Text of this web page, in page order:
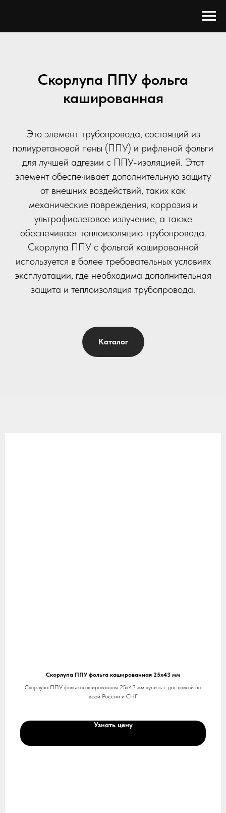
Скорлупа ППУ фольга
кашированная
Это элемент трубопровода, состоящий из
полиуретановой пены (ППУ) и рифленой фольги
для лучшей адгезии с ППУ-изоляцией. Этот
элемент обеспечивает дополнительную защиту
от внешних воздействий, таких как
механические повреждения, коррозия и
ультрафиолетовое излучение, а также
обеспечивает теплоизоляцию трубопровода.
Скорлупа ППУ с фольгой кашированной
используется в более требовательных условиях
эксплуатации, где необходима дополнительная
защита и теплоизоляция трубопровода.
Каталог
Скорлупа ППУ фольга кашированная 25х43 мм
Скорлупа ППУ фольга кашированная 25х43 мм купить с доставкой по
всей России и СНГ
Узнать цену